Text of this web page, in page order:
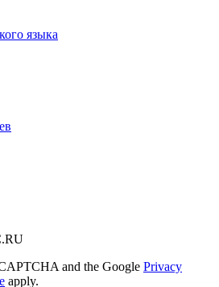
языка
and the Google Privacy
apply.